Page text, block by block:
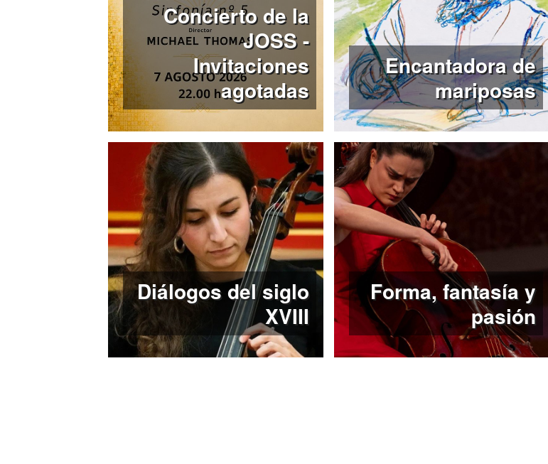
Concierto de la
JOSS -
Invitaciones
agotadas
Encantadora de
mariposas
Diálogos del siglo
XVIII
Forma, fantasía y
pasión